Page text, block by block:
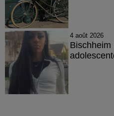
4 août 2026
Bischheim